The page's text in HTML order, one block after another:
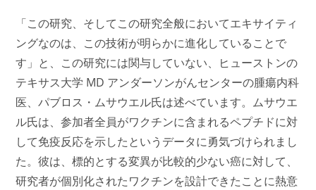
「この研究、そしてこの研究全般においてエキサイティ
ングなのは、この技術が明らかに進化していることで
す」と、この研究には関与していない、ヒューストンの
テキサス大学 MD アンダーソンがんセンターの腫瘍内科
医、パブロス・ムサウエル氏は述べています。ムサウエ
ル氏は、参加者全員がワクチンに含まれるペプチドに対
して免疫反応を示したというデータに勇気づけられまし
た。彼は、標的とする変異が比較的少ない癌に対して、
研究者が個別化されたワクチンを設計できたことに熱意